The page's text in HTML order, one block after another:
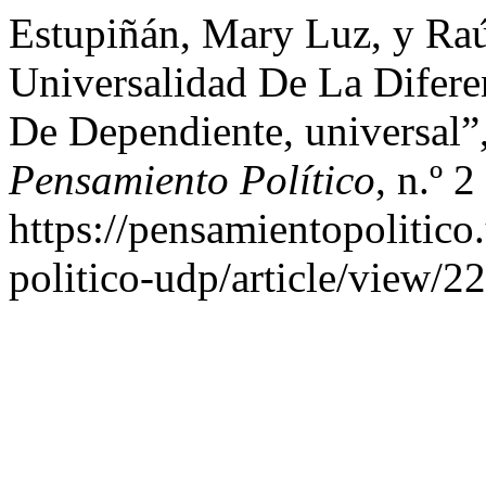
Estupiñán, Mary Luz, y
Universalidad De La
De Dependiente,
Pensamiento Político, n.º
https://
politico-udp/article/view/